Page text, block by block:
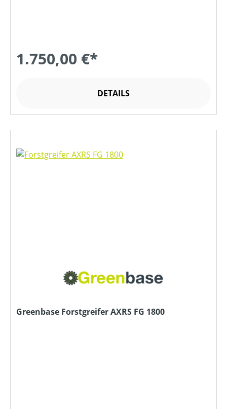
1.750,00 €*
DETAILS
Greenbase Forstgreifer AXRS FG 1800